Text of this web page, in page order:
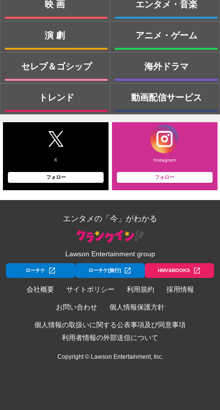
映画
演劇
セレブ＆ゴシップ
トレンド
エンタメ・音楽
アニメ・ゲーム
海外ドラマ
動画配信サービス
X
フォロー
Instagram
フォロー
エンタメの「今」がわかる
Lawson Entertainment group
ローチケ ローチケ[旅行] HMV&BOOKS
会社概要 サイトポリシー 利用規約 採用情報
お問い合わせ 個人情報保護方針
個人情報の取扱いに関する公表事項及び同意事項
利用者情報の外部送信について
Copyright © Lawson Entertainment, Inc.